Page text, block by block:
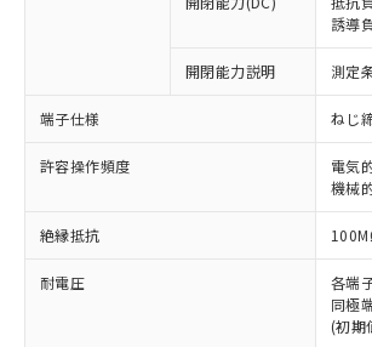
誘導
開閉能力説明 測定
端子仕様 ねじ
許容操作頻度
電気
機械
絶縁抵抗
耐電圧
各端
同極
(初期
ご利用条件
ご利用ください。
本サービスは、当社制御機
商品の当社在庫状況および
(税抜)を提供させていただ
当社制御機器事業取扱商品
本サービスの対象外となる
ことをご了承ください。
在庫状況および標準価格照会
有に対応した製品に切り替える予
対応予定なし：EU RoHS指令（
非含有に非対応の商品で、対応品
定はありません。
調査・確認中：EU RoHS指令（
非含有の対応状況を調査中または
害物質有無と関係のない商品です
仕入先様の事情により、非含有部
いたものが、含有品と判明した場
むを得ず変更することがあります
※1 中国RoHS○×表
「○」：最大均質材料含有率が中
基準値以下であることを示します
「×」：最大均質材料含有率が中
基準値を超えていることを示しま
「－」：未確認です。当社販売部
当社は、これら貴社製品の
為替および外国貿易法に定め